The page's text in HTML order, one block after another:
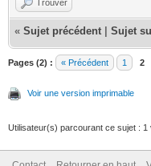
Trouver
« Sujet précédent Sujet
Pages (2) : « Précédent 1 2
Voir une version imprimable
Utilisateur(s) parcourant ce sujet : 1